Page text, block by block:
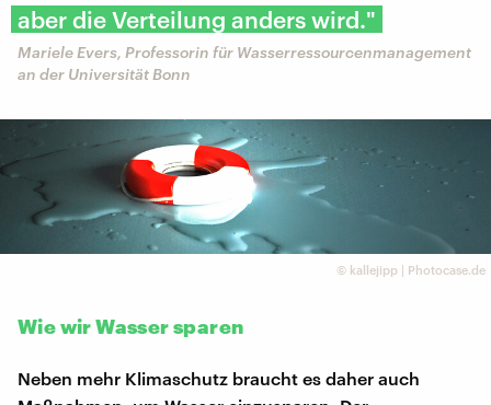
aber die Verteilung anders wird."
Mariele Evers, Professorin für Wasserressourcenmanagement
an der Universität Bonn
© kallejipp | Photocase.de
Wie wir Wasser sparen
Neben mehr Klimaschutz braucht es daher auch